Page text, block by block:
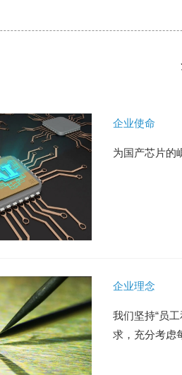
企业使命
为国产芯片的
企业理念
我们坚持“员
求，充分考虑